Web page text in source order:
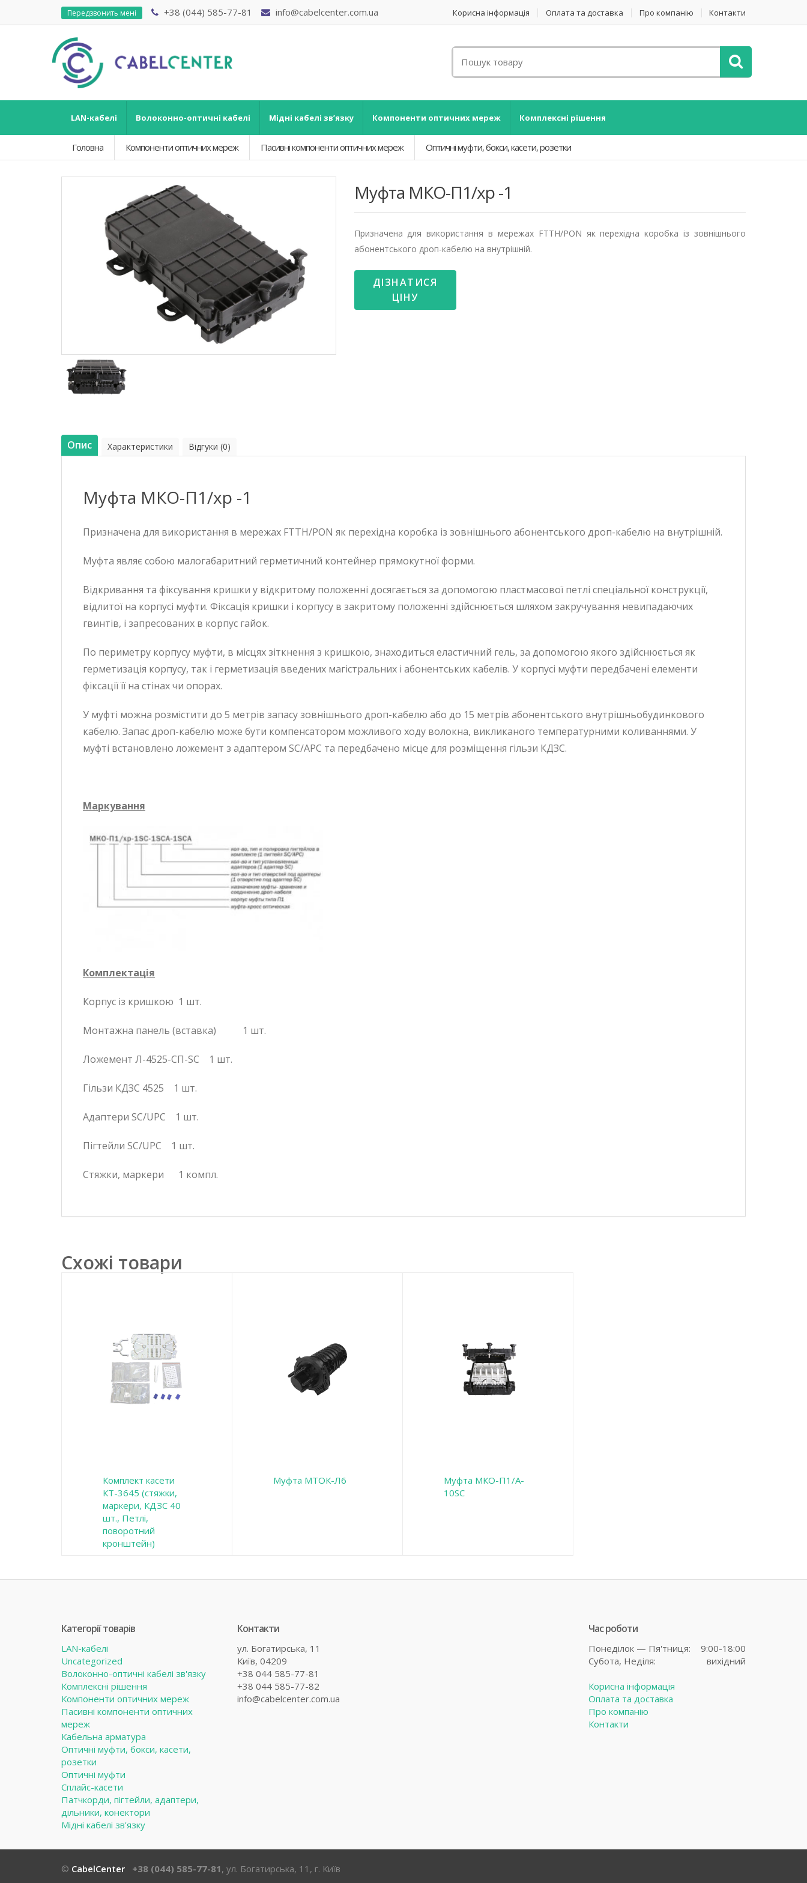
Передзвонить мені +38 (044) 585-77-81 info@cabelcenter.com.ua Корисна інформація Оплата та доставка Про компанію Контакти
LAN-кабелі Волоконно-оптичні кабелі Мідні кабелі зв’язку Компоненти оптичних мереж Комплексні рішення
Головна Компоненти оптичних мереж Пасивні компоненти оптичних мереж Оптичні муфти, бокси, касети, розетки
Муфта МКО-П1/хр -1
Призначена для використання в мережах FTTH/PON як перехідна коробка із зовнішнього
абонентського дроп-кабелю на внутрішній.
ДІЗНАТИСЯ
ЦІНУ
Опис Характеристики Відгуки (0)
Муфта МКО-П1/хр -1
Призначена для використання в мережах FTTH/PON як перехідна коробка із зовнішнього абонентського дроп-кабелю на внутрішній.
Муфта являє собою малогабаритний герметичний контейнер прямокутної форми.
Відкривання та фіксування кришки у відкритому положенні досягається за допомогою пластмасової петлі спеціальної конструкції,
відлитої на корпусі муфти. Фіксація кришки і корпусу в закритому положенні здійснюється шляхом закручування невипадаючих
гвинтів, і запресованих в корпус гайок.
По периметру корпусу муфти, в місцях зіткнення з кришкою, знаходиться еластичний гель, за допомогою якого здійснюється як
герметизація корпусу, так і герметизація введених магістральних і абонентських кабелів. У корпусі муфти передбачені елементи
фіксації її на стінах чи опорах.
У муфті можна розмістити до 5 метрів запасу зовнішнього дроп-кабелю або до 15 метрів абонентського внутрішньобудинкового
кабелю. Запас дроп-кабелю може бути компенсатором можливого ходу волокна, викликаного температурними коливаннями. У
муфті встановлено ложемент з адаптером SC/APC та передбачено місце для розміщення гільзи КДЗС.
Маркування
Комплектація
Корпус із кришкою 1 шт.
Монтажна панель (вставка) 1 шт.
Ложемент Л-4525-СП-SC 1 шт.
Гільзи КДЗС 4525 1 шт.
Адаптери SC/UPC 1 шт.
Пігтейли SC/UPC 1 шт.
Стяжки, маркери 1 компл.
Схожі товари
Комплект касети
КТ-3645 (стяжки,
маркери, КДЗС 40
шт., Петлі,
поворотний
кронштейн)
Муфта МТОК-Л6
Муфта МКО-П1/A-
10SC
Категорії товарів
LAN-кабелі
Uncategorized
Волоконно-оптичні кабелі зв'язку
Комплексні рішення
Компоненти оптичних мереж
Пасивні компоненти оптичних
мереж
Кабельна арматура
Оптичні муфти, бокси, касети,
розетки
Оптичні муфти
Сплайс-касети
Патчкорди, пігтейли, адаптери,
дільники, конектори
Мідні кабелі зв'язку
Контакти
ул. Богатирська, 11
Київ, 04209
+38 044 585-77-81
+38 044 585-77-82
info@cabelcenter.com.ua
Час роботи
Понеділок — Пя'тниця:
9:00-18:00
Субота, Неділя: вихідний
Корисна інформація
Оплата та доставка
Про компанію
Контакти
© CabelCenter +38 (044) 585-77-81 , ул. Богатирська, 11, г. Київ